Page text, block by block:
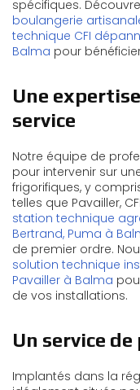
spécifiques.
boulangerie
technique CFI
Balma pour
Une
service
Notre équipe de
pour intervenir sur
frigorifiques, y
telles que Pavailler,
station technique
Bertrand, Puma à
de premier ordre.
solution technique
Pavailler à Balma
de vos installations.
Un service
Implantés dans la